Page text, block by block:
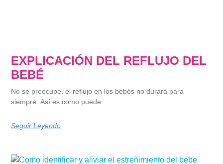
EXPLICACIÓN DEL REFLUJO DEL
BEBÉ
No se preocupe, el reflujo en los bebés no durará para
siempre. Así es como puede
Seguir Leyendo